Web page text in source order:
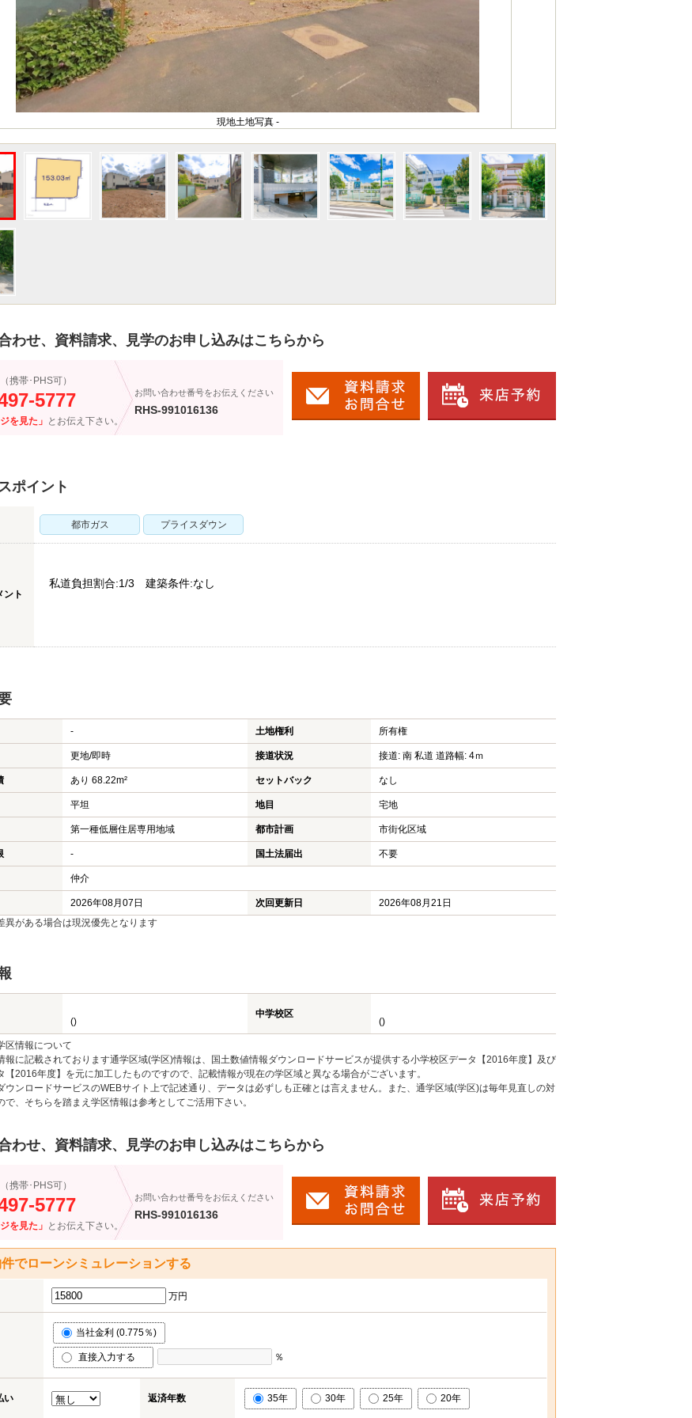
現地土地写真 -
わせ、資料請求、見学のお申し込みはこちらから
携帯･PHS可）
5777
を見た」 とお伝え下さい。
お問い合わせ番号をお伝えください
RHS-991016136
ポイント
都市ガス プライスダウン
ント
私道負担割合:1/3 建築条件:なし
- 土地権利 所有権
更地/即時 接道状況 接道: 南 私道 道路幅: 4ｍ
あり 68.22m² セットバック なし
平坦 地目 宅地
第一種低層住居専用地域 都市計画 市街化区域
- 国土法届出 不要
仲介
2026年08月07日 次回更新日
2026年08月21日
異がある場合は現況優先となります
()
中学校区
()
区情報について
報に記載されております通学区域(学区)情報は、国土数値情報ダウンロードサービスが提供する小学校区データ【2016年度】及び
【2016年度】を元に加工したものですので、記載情報が現在の学区域と異なる場合がございます。
ウンロードサービスのWEBサイト上で記述通り、データは必ずしも正確とは言えません。また、通学区域(学区)は毎年見直しの対
で、そちらを踏まえ学区情報は参考としてご活用下さい。
わせ、資料請求、見学のお申し込みはこちらから
携帯･PHS可）
5777
を見た」 とお伝え下さい。
お問い合わせ番号をお伝えください
RHS-991016136
でローンシミュレーションする
万円
当社金利 (0.775％)
直接入力する ％
い 返済年数 35年 30年 25年 20年